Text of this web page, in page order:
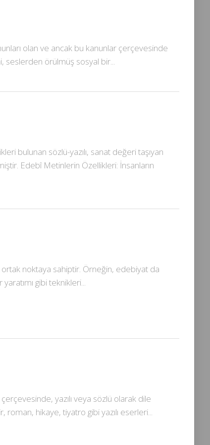
olan ve ancak bu kanunlar çerçevesinde
seslerden örülmüş sosyal bir...
bulunan sözlü-yazılı, sanat değeri taşıyan
Edebî Metinlerin Özellikleri: İnsanların
noktaya sahiptir. Örneğin, edebiyat da
gibi teknikleri...
yazılı veya sözlü olarak dile
roman, hikaye, tiyatro gibi yazılı eserleri...